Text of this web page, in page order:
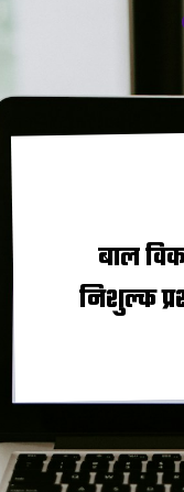
बाल
निशुल्क